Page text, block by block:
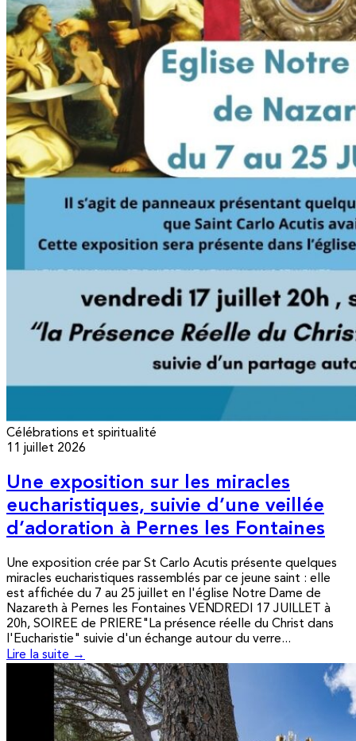
Célébrations et spiritualité
11 juillet 2026
Une exposition sur les miracles
eucharistiques, suivie d’une veillée
d’adoration à Pernes les Fontaines
Une exposition crée par St Carlo Acutis présente quelques
miracles eucharistiques rassemblés par ce jeune saint : elle
est affichée du 7 au 25 juillet en l'église Notre Dame de
Nazareth à Pernes les Fontaines VENDREDI 17 JUILLET à
20h, SOIREE de PRIERE"La présence réelle du Christ dans
l'Eucharistie" suivie d'un échange autour du verre...
Lire la suite →